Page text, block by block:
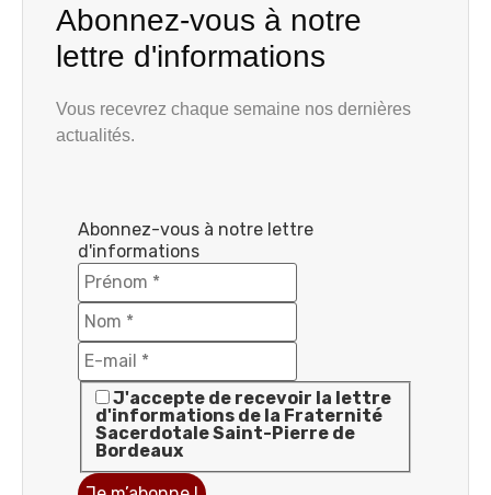
Abonnez-vous à notre
lettre d'informations
Vous recevrez chaque semaine nos dernières
actualités.
Abonnez-vous à notre lettre
d'informations
J'accepte de recevoir la lettre
d'informations de la Fraternité
Sacerdotale Saint-Pierre de
Bordeaux